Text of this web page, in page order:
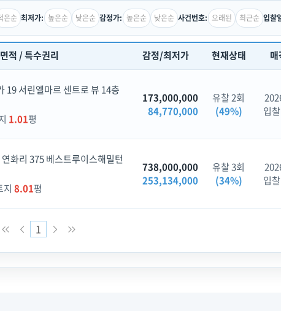
은순 최저가: 높은순 낮은순 감정가: 높은순 낮은순 사건번호: 오래된 최근순 입찰
적 / 특수권리 감정/최저가 현재상태 매
19 서린엘마르 센트로 뷰 14층
1.01평
173,000,000
84,770,000
유찰 2회
(49%)
입찰
화리 375 베스트루이스해밀턴
8.01평
738,000,000
253,134,000
유찰 3회
(34%)
입찰
1